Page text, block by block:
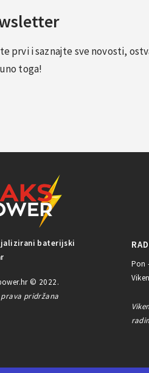
prvi i saznajte sve novosti,
toga!
baterijski
© 2022.
pridržana
Pon